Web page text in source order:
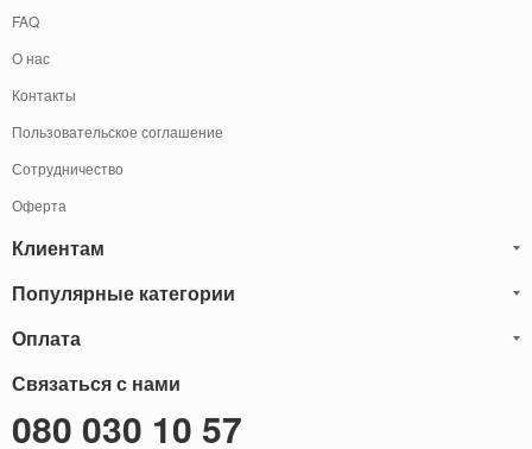
FAQ
О нас
Контакты
Пользовательское соглашение
Сотрудничество
Оферта
Клиентам
Блог
Обмен и Возврат
Карта сайта
Популярные категории
Мужские кожаные сумки
Саквояжи
Оплата
осуществить
Наличными
Связаться с нами
080 030 10 57